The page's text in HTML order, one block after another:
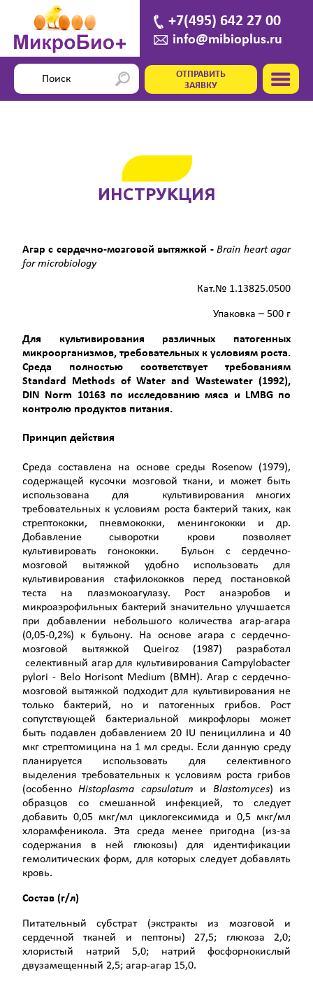
+7(495) 642 27 00
info@mibioplus.ru
ОТПРАВИТЬ
ЗАЯВКУ
ИНСТРУКЦИЯ
Агар с сердечно-мозговой вытяжкой -Brain heart agar
for microbiology
Кат.№ 1.13825.0500
Упаковка – 500 г
Для культивирования различных патогенных
микроорганизмов, требовательных к условиям роста.
Среда полностью соответствует требованиям
Standard
Methods of Water and Wastewater(1992),
DIN Norm 10163 по исследованию мяса и LMBGпо
контролю продуктов питания.
Принцип действия
Среда составлена на основе среды Rosenow (1979),
содержащей кусочки мозговой ткани, и может быть
использована для культивирования многих
требовательных к условиям роста бактерий таких, как
стрептококки, пневмококки, менингококки и др.
Добавление сыворотки крови позволяет
культивировать гонококки. Бульон с сердечно-
мозговой вытяжкой удобно использовать для
культивирования стафилококков перед постановкой
теста на плазмокоагулазу. Рост анаэробов и
микроаэрофильных бактерий значительно улучшается
при добавлении небольшого количества агар-агара
(0,05-0,2%) к бульону. На основе агара с сердечно-
мозговой вытяжкой Queiroz (1987) разработал
селективный агар для культивирования Campylobacter
pylori - Belo Horisont Medium (BMН). Агар с сердечно-
мозговой вытяжкой подходит для культивирования не
только бактерий, но и патогенных грибов. Рост
сопутствующей бактериальной микрофлоры может
быть подавлен добавлением 20 IU пенициллина и 40
мкг стрептомицина на 1 мл среды. Если данную среду
планируется использовать для селективного
выделения требовательных к условиям роста грибов
(особенноHistoplasma capsulatum и Blastomyces) из
образцов со смешанной инфекцией, то следует
добавить 0,05 мкг/мл циклогексимида и 0,5 мкг/мл
хлорамфеникола. Эта среда менее пригодна (из-за
содержания в ней глюкозы) для идентификации
гемолитических форм, для которых следует добавлять
кровь.
Состав (г/л)
Питательный субстрат (экстракты из мозговой и
сердечной тканей и пептоны) 27,5; глюкоза 2,0;
хлористый натрий 5,0; натрий фосфорнокислый
двузамещенный 2,5; агар-агар 15,0.